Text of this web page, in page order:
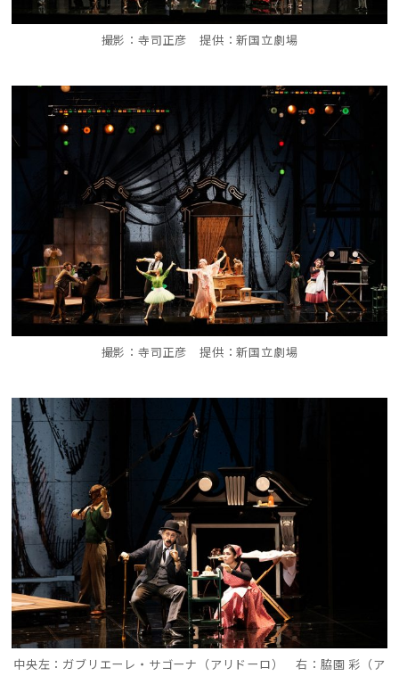
撮影：寺司正彦 提供：新国立劇場
撮影：寺司正彦 提供：新国立劇場
中央左：ガブリエーレ・サゴーナ（アリドーロ） 右：脇園 彩（ア